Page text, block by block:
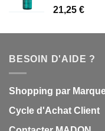
21,25 €
BESOIN D'AIDE ?
Shopping par
Cycle d'Achat Client